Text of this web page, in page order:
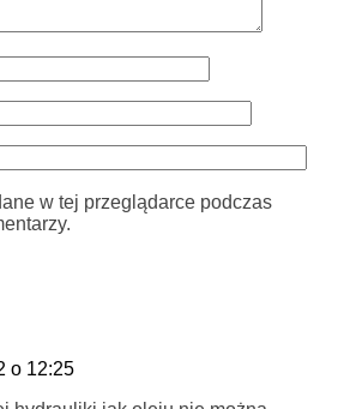
w tej przeglądarce podczas
o 12:25